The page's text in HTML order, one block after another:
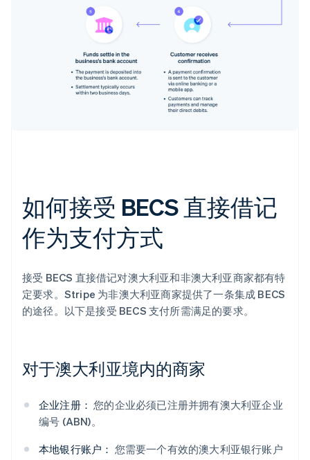
如何接受 BECS 直接借记
作为支付方式
接受 BECS 直接借记对澳大利亚和非澳大利亚商家都有特
定要求。Stripe 为非澳大利亚商家提供了一条集成 BECS
的途径。以下是接受 BECS 支付所需满足的要求。
对于澳大利亚境内的商家
企业注册： 您的企业必须已注册并拥有澳大利亚企业
编号 (ABN)。
本地银行账户： 您需要一个有效的澳大利亚银行账户